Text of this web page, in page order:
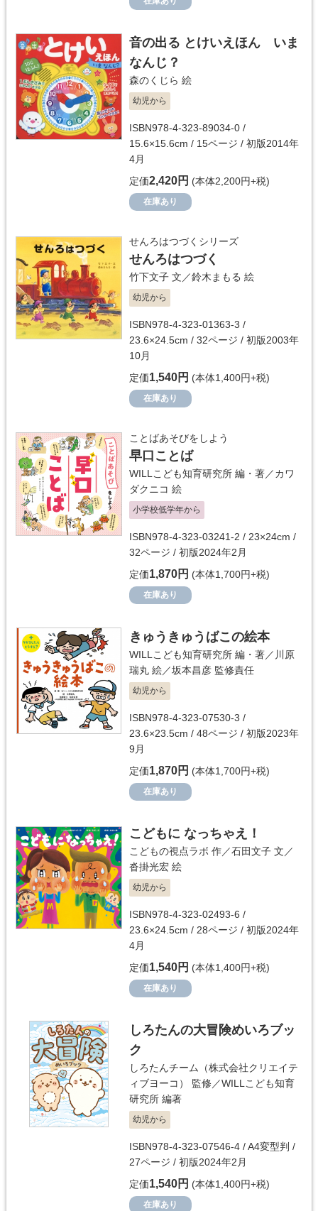
音の出る とけいえほん いま
なんじ？
森のくじら 絵
幼児から
ISBN978-4-323-89034-0 /
15.6×15.6cm / 15ページ / 初版2014年
4月
定価2,420円 (本体2,200円+税)
在庫あり
せんろはつづくシリーズ
せんろはつづく
竹下文子 文／鈴木まもる 絵
幼児から
ISBN978-4-323-01363-3 /
23.6×24.5cm / 32ページ / 初版2003年
10月
定価1,540円 (本体1,400円+税)
在庫あり
ことばあそびをしよう
早口ことば
WILLこども知育研究所 編・著／カワ
ダクニコ 絵
小学校低学年から
ISBN978-4-323-03241-2 / 23×24cm /
32ページ / 初版2024年2月
定価1,870円 (本体1,700円+税)
在庫あり
きゅうきゅうばこの絵本
WILLこども知育研究所 編・著／ 川原
瑞丸 絵／坂本昌彦 監修責任
幼児から
ISBN978-4-323-07530-3 /
23.6×23.5cm / 48ページ / 初版2023年
9月
定価1,870円 (本体1,700円+税)
在庫あり
こどもに なっちゃえ！
こどもの視点ラボ 作／石田文子 文／
沓掛光宏 絵
幼児から
ISBN978-4-323-02493-6 /
23.6×24.5cm / 28ページ / 初版2024年
4月
定価1,540円 (本体1,400円+税)
在庫あり
しろたんの大冒険めいろブッ
ク
しろたんチーム（株式会社クリエイテ
ィブヨーコ）
監修／WILLこども知育
研究所 編著
幼児から
ISBN978-4-323-07546-4 / A4変型判 /
27ページ / 初版2024年2月
定価1,540円 (本体1,400円+税)
在庫あり